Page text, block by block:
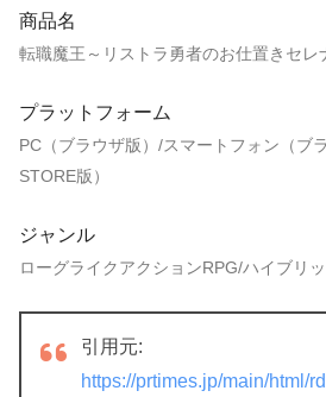
商品名
転職魔王～リストラ勇者のお仕置きセレ
プラットフォーム
PC（ブラウザ版）/スマートフォン（ブ
STORE版）
ジャンル
ローグライクアクションRPG/ハイブリ
引用元:
https://prtimes.jp/main/html/